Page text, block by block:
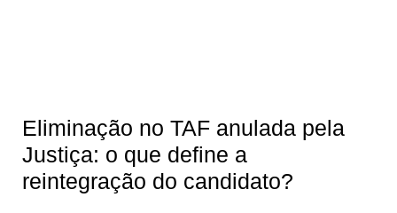
Eliminação no TAF anulada pela
Justiça: o que define a
reintegração do candidato?